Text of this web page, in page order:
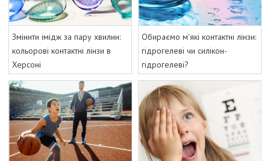
Змінити імідж за пару хвилин:
кольорові контактні лінзи в
Херсоні
Обираємо м'які контактні лінзи:
гідрогелеві чи силікон-
гідрогелеві?